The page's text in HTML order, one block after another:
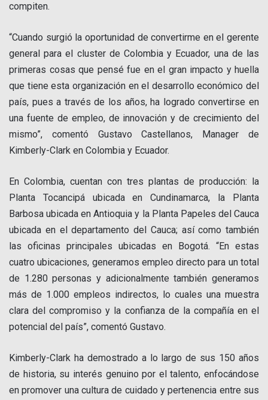
compiten.
“Cuando surgió la oportunidad de convertirme en el gerente
general para el cluster de Colombia y Ecuador, una de las
primeras cosas que pensé fue en el gran impacto y huella
que tiene esta organización en el desarrollo económico del
país, pues a través de los años, ha logrado convertirse en
una fuente de empleo, de innovación y de crecimiento del
mismo”, comentó Gustavo Castellanos, Manager de
Kimberly-Clark en Colombia y Ecuador.
En Colombia, cuentan con tres plantas de producción: la
Planta Tocancipá ubicada en Cundinamarca, la Planta
Barbosa ubicada en Antioquia y la Planta Papeles del Cauca
ubicada en el departamento del Cauca; así como también
las oficinas principales ubicadas en Bogotá. “En estas
cuatro ubicaciones, generamos empleo directo para un total
de 1.280 personas y adicionalmente también generamos
más de 1.000 empleos indirectos, lo cuales una muestra
clara del compromiso y la confianza de la compañía en el
potencial del país”, comentó Gustavo.
Kimberly-Clark ha demostrado a lo largo de sus 150 años
de historia, su interés genuino por el talento, enfocándose
en promover una cultura de cuidado y pertenencia entre sus